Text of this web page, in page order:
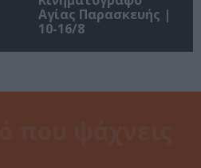
Αγίας Παρασκευής |
10-16/8